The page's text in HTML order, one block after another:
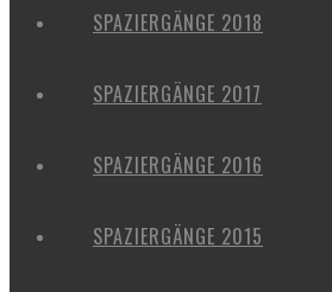
SPAZIERGÄNGE 2018
SPAZIERGÄNGE 2017
SPAZIERGÄNGE 2016
SPAZIERGÄNGE 2015